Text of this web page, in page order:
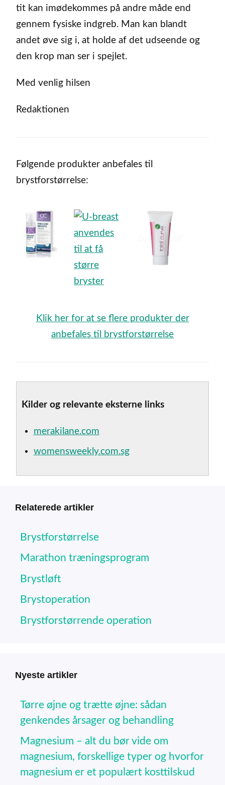
tit kan imødekommes på andre måde end
gennem fysiske indgreb. Man kan blandt
andet øve sig i, at holde af det udseende og
den krop man ser i spejlet.
Med venlig hilsen
Redaktionen
Følgende produkter anbefales til
brystforstørrelse:
Klik her for at se flere produkter der
anbefales til brystforstørrelse
Kilder og relevante eksterne links
merakilane.com
womensweekly.com.sg
Relaterede artikler
Brystforstørrelse
Marathon træningsprogram
Brystløft
Brystoperation
Brystforstørrende operation
Nyeste artikler
Tørre øjne og trætte øjne: sådan
genkendes årsager og behandling
Magnesium – alt du bør vide om
magnesium, forskellige typer og hvorfor
magnesium er et populært kosttilskud